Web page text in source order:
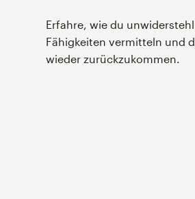
Erfahre, wie du
Fähigkeiten vermitteln und
wieder zurückzukommen.